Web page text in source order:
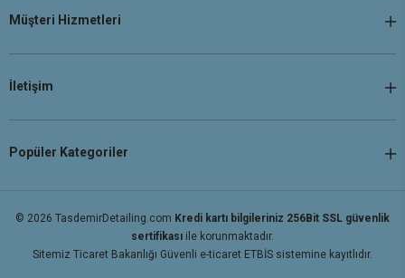
Müşteri Hizmetleri
İletişim
Popüler Kategoriler
© 2026 TasdemirDetailing.com Kredi kartı bilgileriniz 256Bit SSL güvenlik
sertifikası ile korunmaktadır.
Sitemiz Ticaret Bakanlığı Güvenli e-ticaret ETBİS sistemine kayıtlıdır.